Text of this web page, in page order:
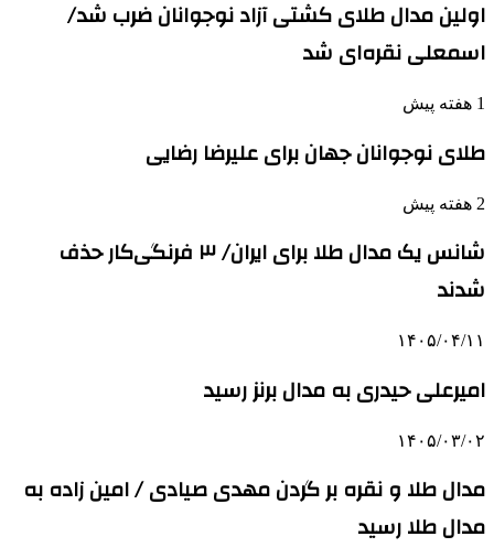
اولین مدال طلای کشتی آزاد نوجوانان ضرب شد/
اسمعلی نقره‌ای شد
1 هفته پیش
طلای نوجوانان جهان برای علیرضا رضایی
2 هفته پیش
شانس یک مدال طلا برای ایران/ ۳ فرنگی‌کار حذف
شدند
۱۴۰۵/۰۴/۱۱
امیرعلی حیدری به مدال برنز رسید
۱۴۰۵/۰۳/۰۲
مدال طلا و نقره بر گردن مهدی صیادی / امین زاده به
مدال طلا رسید